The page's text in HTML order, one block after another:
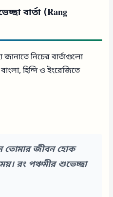
বার্তা (Rang
নিচের বার্তাগুলো
হিন্দি ও ইংরেজিতে
তোমার জীবন হোক
রং পঞ্চমীর শুভেচ্ছা